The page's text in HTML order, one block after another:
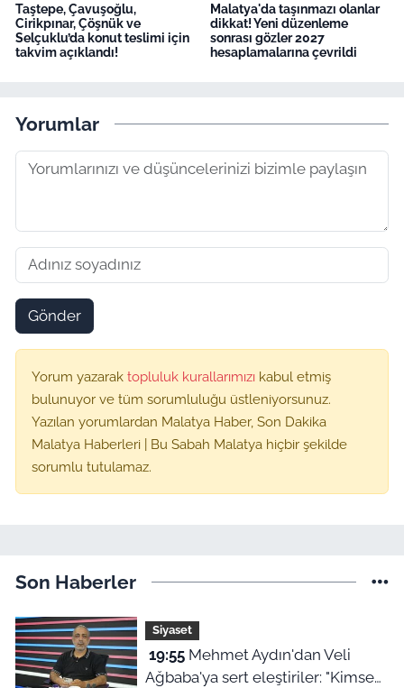
Taştepe, Çavuşoğlu,
Cirikpınar, Çöşnük ve
Selçuklu’da konut teslimi için
takvim açıklandı!
Malatya'da taşınmazı olanlar
dikkat! Yeni düzenleme
sonrası gözler 2027
hesaplamalarına çevrildi
Yorumlar
Gönder
Yorum yazarak topluluk kurallarımızı kabul etmiş
bulunuyor ve tüm sorumluluğu üstleniyorsunuz.
Yazılan yorumlardan Malatya Haber, Son Dakika
Malatya Haberleri | Bu Sabah Malatya hiçbir şekilde
sorumlu tutulamaz.
Son Haberler
Siyaset
19:55Mehmet Aydın'dan Veli
Ağbaba'ya sert eleştiriler: "Kimse